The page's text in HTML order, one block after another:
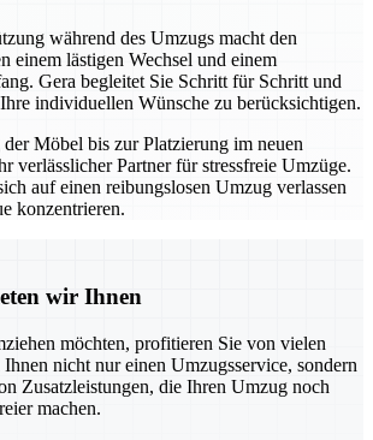
während des Umzugs macht den
einem lästigen Wechsel und einem
Gera begleitet Sie Schritt für Schritt und
individuellen Wünsche zu berücksichtigen.
Möbel bis zur Platzierung im neuen
verlässlicher Partner für stressfreie Umzüge.
auf einen reibungslosen Umzug verlassen
konzentrieren.
wir Ihnen
möchten, profitieren Sie von vielen
nicht nur einen Umzugsservice, sondern
Zusatzleistungen, die Ihren Umzug noch
machen.